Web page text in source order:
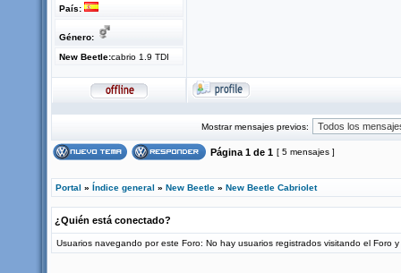
País:
Género:
New Beetle:cabrio 1.9 TDI
Mostrar mensajes previos:
Página 1 de 1 [ 5 mensajes ]
Portal » Índice general » New Beetle » New Beetle Cabriolet
¿Quién está conectado?
Usuarios navegando por este Foro: No hay usuarios registrados visitando el Foro